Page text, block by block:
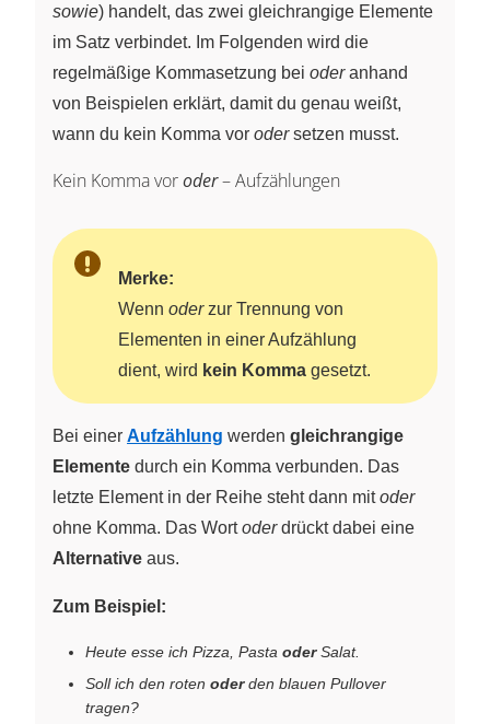
sowie) handelt, das zwei gleichrangige Elemente
im Satz verbindet. Im Folgenden wird die
regelmäßige Kommasetzung bei oderanhand
von Beispielen erklärt, damit du genau weißt,
wann du kein Komma vor odersetzen musst.
Kein Komma voroder– Aufzählungen
Merke:
Wenn oderzur Trennung von
Elementen in einer Aufzählung
dient, wird kein Komma gesetzt.
Bei einer Aufzählung werden gleichrangige
Elemente durch ein Komma verbunden. Das
letzte Element in der Reihe steht dann mitoder
ohne Komma. Das Wortoderdrückt dabei eine
Alternative aus.
Zum Beispiel:
Heute esse ich Pizza, Pasta oderSalat.
Soll ich den roten oderden blauen Pullover
tragen?